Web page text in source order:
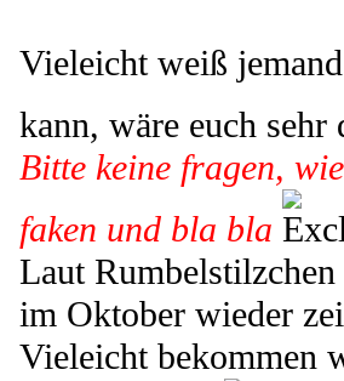
Vieleicht weiß
kann, wäre euch
Bitte keine fragen,
faken und bla bla
Laut
im Oktober wieder
Vieleicht bekommen